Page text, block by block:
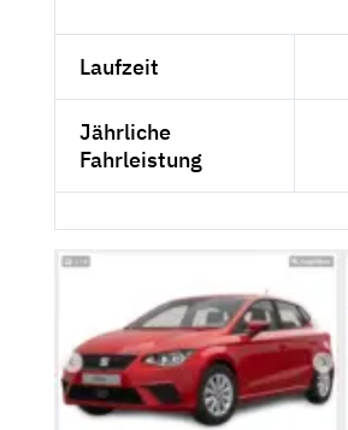
Laufzeit
Jährliche
Fahrleistung